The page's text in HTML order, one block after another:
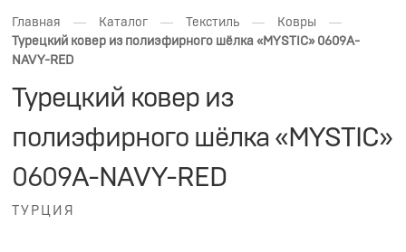
Главная — Каталог — Текстиль — Ковры —
Турецкий ковер из полиэфирного шёлка «MYSTIC» 0609A-
NAVY-RED
Турецкий ковер из
полиэфирного шёлка «MYSTIC»
0609A-NAVY-RED
ТУРЦИЯ